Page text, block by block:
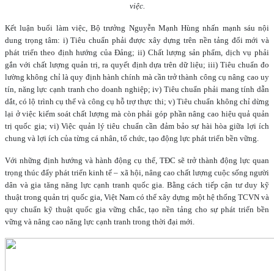
việc.
Kết luận buổi làm việc, Bộ trưởng Nguyễn Mạnh Hùng nhấn mạnh sáu nội
dung trọng tâm: i) Tiêu chuẩn phải được xây dựng trên nền tảng đổi mới và
phát triển theo định hướng của Đảng; ii) Chất lượng sản phẩm, dịch vụ phải
gắn với chất lượng quản trị, ra quyết định dựa trên dữ liệu; iii) Tiêu chuẩn đo
lường không chỉ là quy định hành chính mà cần trở thành công cụ nâng cao uy
tín, năng lực cạnh tranh cho doanh nghiệp; iv) Tiêu chuẩn phải mang tính dẫn
dắt, có lộ trình cụ thể và công cụ hỗ trợ thực thi; v) Tiêu chuẩn không chỉ dừng
lại ở việc kiểm soát chất lượng mà còn phải góp phần nâng cao hiệu quả quản
trị quốc gia; vi) Việc quản lý tiêu chuẩn cần đảm bảo sự hài hòa giữa lợi ích
chung và lợi ích của từng cá nhân, tổ chức, tạo động lực phát triển bền vững.
Với những định hướng và hành động cụ thể, TĐC sẽ trở thành động lực quan
trọng thúc đẩy phát triển kinh tế – xã hội, nâng cao chất lượng cuộc sống người
dân và gia tăng năng lực cạnh tranh quốc gia. Bằng cách tiếp cận tư duy kỹ
thuật trong quản trị quốc gia, Việt Nam có thể xây dựng một hệ thống TCVN và
quy chuẩn kỹ thuật quốc gia vững chắc, tạo nền tảng cho sự phát triển bền
vững và nâng cao năng lực cạnh tranh trong thời đại mới.